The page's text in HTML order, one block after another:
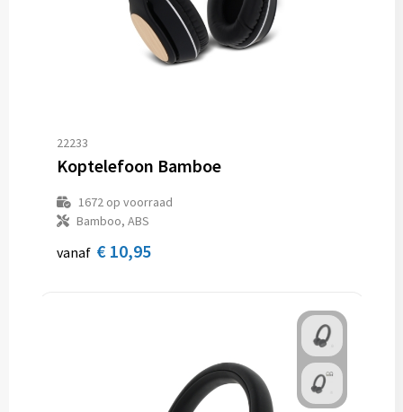
22233
Koptelefoon Bamboe
1672op voorraad
Bamboo, ABS
vanaf € 10,95